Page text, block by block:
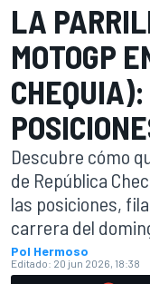
LA
MOTOGP
Descubre cómo
de República
las posiciones,
carrera del
Pol Hermoso
Editado: 20 jun 2026, 18:38